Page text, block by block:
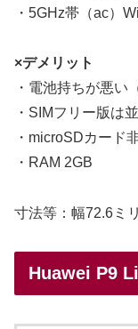
・5GHz帯（ac）
×デメリット
・電池持ちが悪い
・SIMフリー版は
・microSDカード
・RAM 2GB
寸法等：幅72.6ミ
Huawei P9